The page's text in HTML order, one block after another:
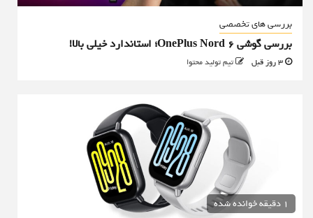
بررسی های تخصصی
بررسی گوشی OnePlus Nord 6؛ استاندارد خیلی بالا!
تیم تولید محتوا
1 دقیقه خوانده شده